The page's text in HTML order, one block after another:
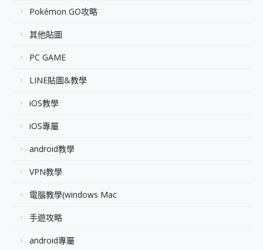
Pokémon GO攻略
其他貼圖
PC GAME
LINE貼圖&教學
iOS教學
iOS專屬
android教學
VPN教學
電腦教學(windows Mac
手遊攻略
android專屬